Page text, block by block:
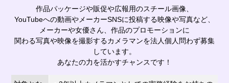
作品パッケージや販促や広報用のスチール画像、
YouTubeへの動画やメーカーSNSに投稿する映像や写真など、
メーカーや女優さん、作品のプロモーションに
関わる写真や映像を撮影するカメラマンを法人個人問わず募集
しています。
あなたの力を活かすチャンスです！